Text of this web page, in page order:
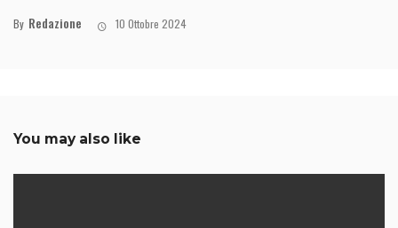
By Redazione 10 Ottobre 2024
You may also like